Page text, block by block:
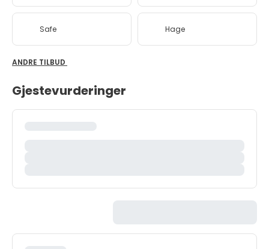
Safe Hage
ANDRE TILBUD
Gjestevurderinger